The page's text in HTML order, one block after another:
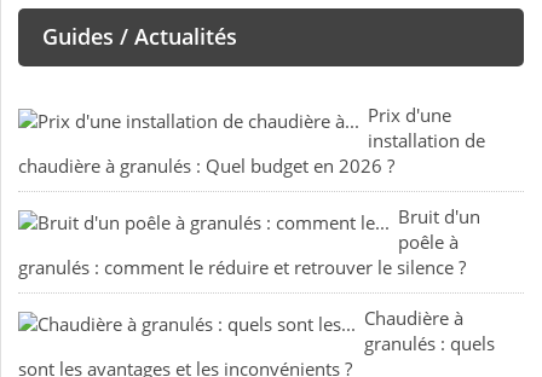
Guides / Actualités
Prix d'une
installation de
chaudière à granulés : Quel budget en 2026 ?
Bruit d'un
poêle à
granulés : comment le réduire et retrouver le silence ?
Chaudière à
granulés : quels
sont les avantages et les inconvénients ?